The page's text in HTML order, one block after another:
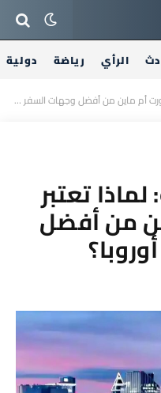
الرأي رياضة دولية
ماين من أفضل وجهات السفر في أوروبا؟
تعتبر
من أفضل